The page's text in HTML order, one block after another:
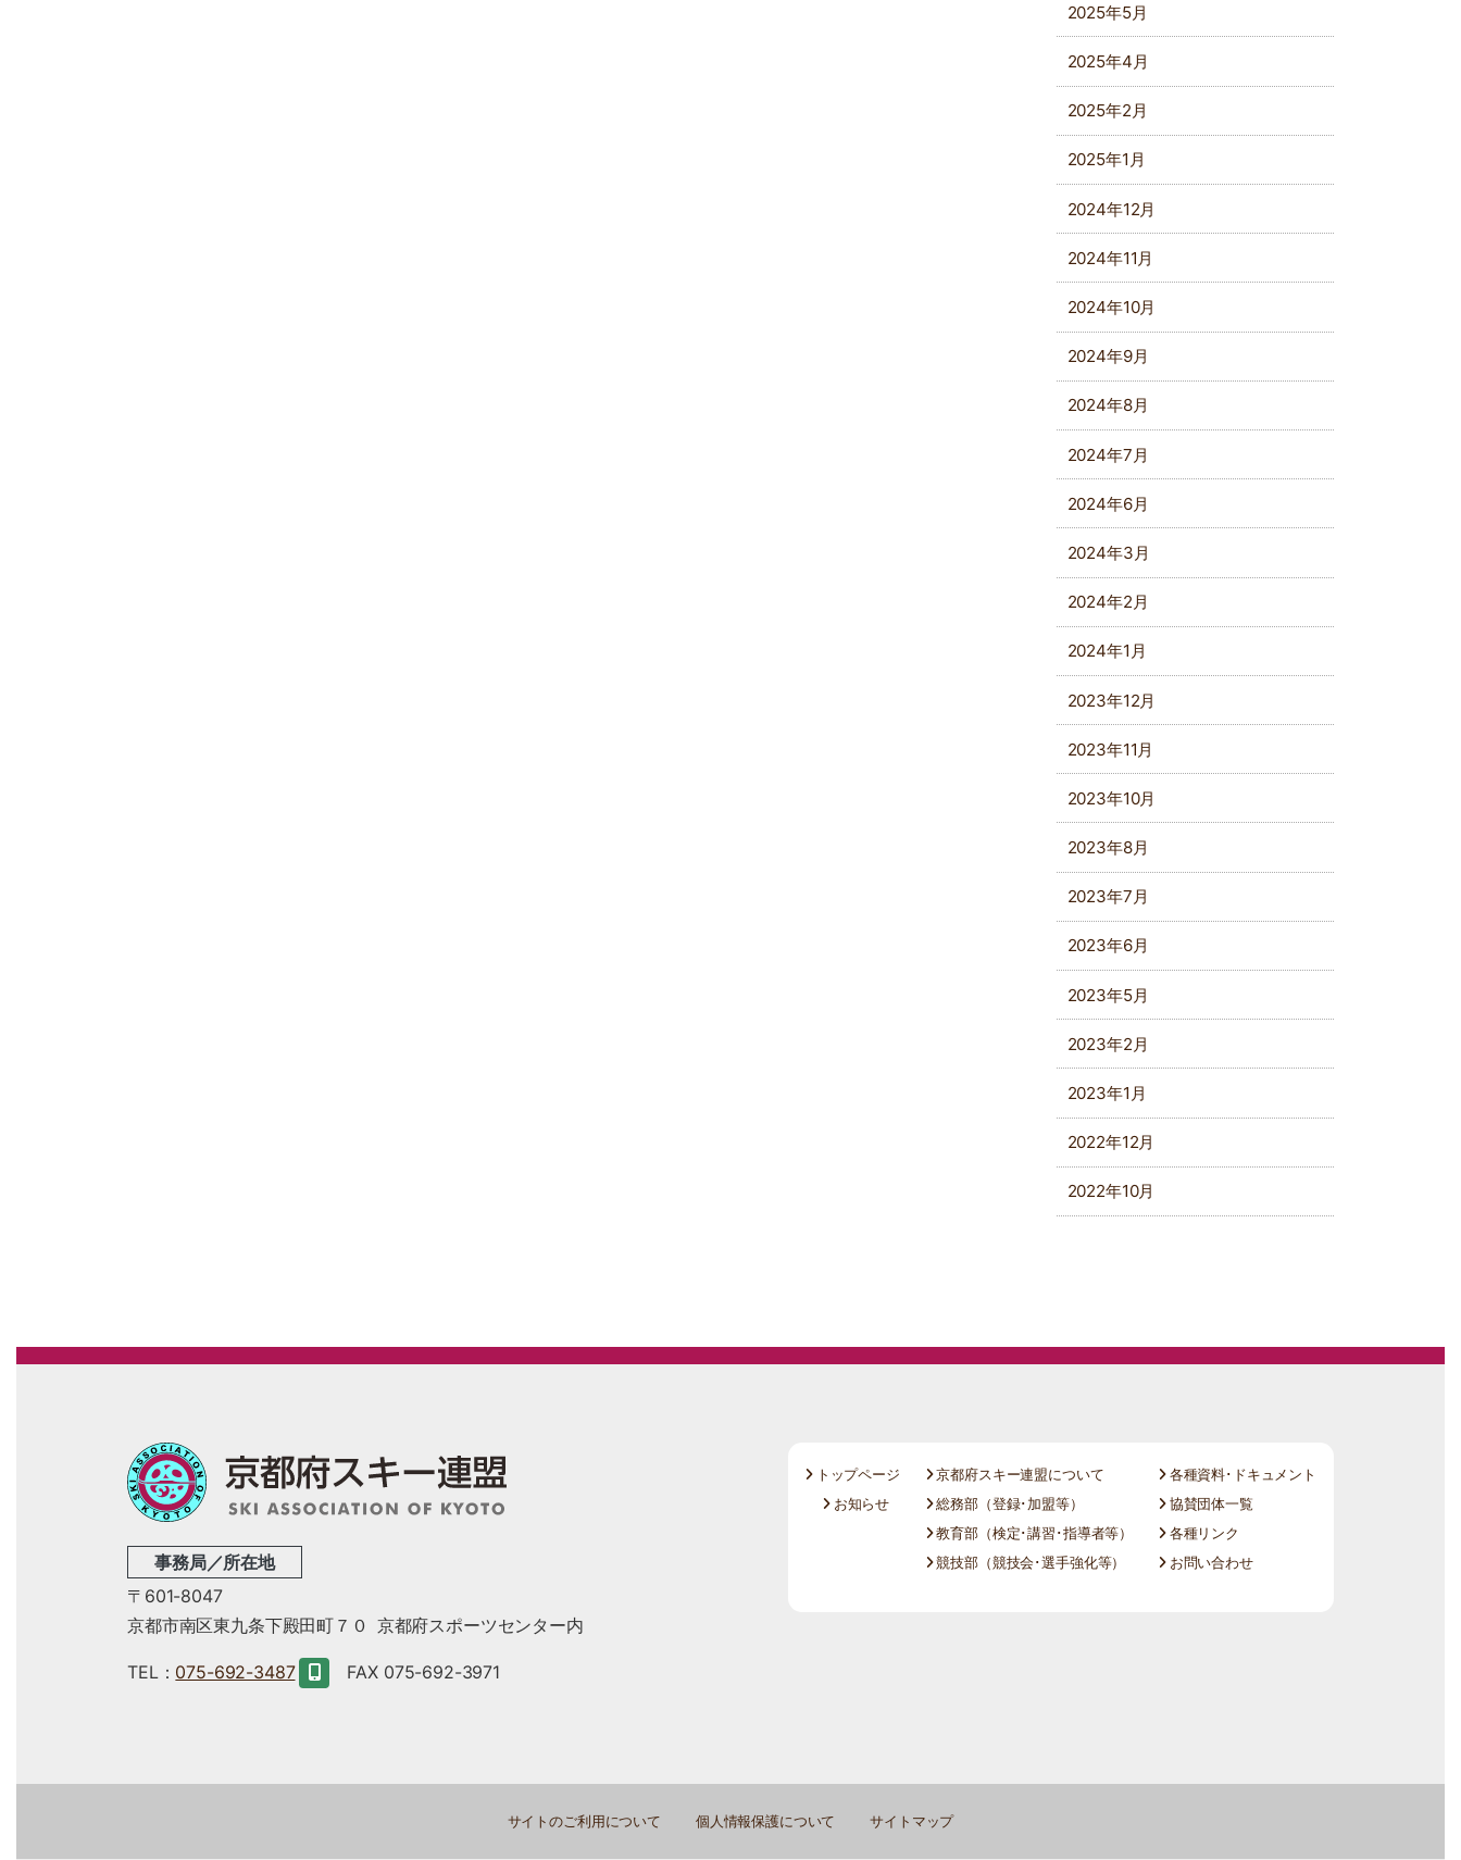
2025年5月
2025年4月
2025年2月
2025年1月
2024年12月
2024年11月
2024年10月
2024年9月
2024年8月
2024年7月
2024年6月
2024年3月
2024年2月
2024年1月
2023年12月
2023年11月
2023年10月
2023年8月
2023年7月
2023年6月
2023年5月
2023年2月
2023年1月
2022年12月
2022年10月
事務局／所在地
〒601-8047
京都市南区東九条下殿田町７０ 京都府スポーツセンター内
TEL： 075-692-3487 FAX 075-692-3971
トップページ
お知らせ
京都府スキー連盟について
総務部（登録･加盟等）
教育部（検定･講習･指導者等）
競技部（競技会･選手強化等）
各種資料･ドキュメント
協賛団体一覧
各種リンク
お問い合わせ
サイトのご利用について 個人情報保護について サイトマップ